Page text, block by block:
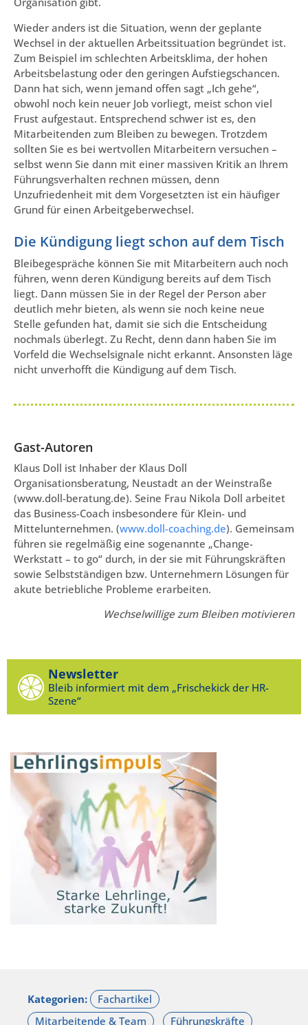
Wieder anders ist die Situation, wenn der geplante
Wechsel in der aktuellen Arbeitssituation begründet ist.
Zum Beispiel im schlechten Arbeitsklima, der hohen
Arbeitsbelastung oder den geringen Aufstiegschancen.
Dann hat sich, wenn jemand offen sagt „Ich gehe“,
obwohl noch kein neuer Job vorliegt, meist schon viel
Frust aufgestaut. Entsprechend schwer ist es, den
Mitarbeitenden zum Bleiben zu bewegen. Trotzdem
sollten Sie es bei wertvollen Mitarbeitern versuchen –
selbst wenn Sie dann mit einer massiven Kritik an Ihrem
Führungsverhalten rechnen müssen, denn
Unzufriedenheit mit dem Vorgesetzten ist ein häufiger
Grund für einen Arbeitgeberwechsel.
Die Kündigung liegt schon auf dem Tisch
Bleibegespräche können Sie mit Mitarbeitern auch noch
führen, wenn deren Kündigung bereits auf dem Tisch
liegt. Dann müssen Sie in der Regel der Person aber
deutlich mehr bieten, als wenn sie noch keine neue
Stelle gefunden hat, damit sie sich die Entscheidung
nochmals überlegt. Zu Recht, denn dann haben Sie im
Vorfeld die Wechselsignale nicht erkannt. Ansonsten läge
nicht unverhofft die Kündigung auf dem Tisch.
Gast-Autoren
Klaus Doll ist Inhaber der Klaus Doll
Organisationsberatung, Neustadt an der Weinstraße
(www.doll-beratung.de). Seine Frau Nikola Doll arbeitet
das Business-Coach insbesondere für Klein- und
Mittelunternehmen. (www.doll-coaching.de). Gemeinsam
führen sie regelmäßig eine sogenannte „Change-
Werkstatt – to go“ durch, in der sie mit Führungskräften
sowie Selbstständigen bzw. Unternehmern Lösungen für
akute betriebliche Probleme erarbeiten.
Wechselwillige zum Bleiben motivieren
Newsletter
Bleib informiert mit dem „Frischekick der HR-
Szene“
Kategorien: